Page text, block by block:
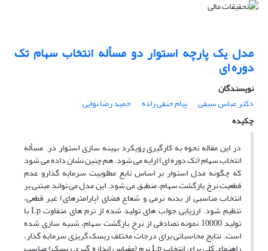
مدل یک پارچه استوار دو مسأله انتخاب سهام تک
دوره ای
نویسندگان
دکتر عباس سیفى
پیام حنفى زاده
حمید رضا نوابى
چکیده
در این مقاله نحوه به کارگیری رویکرد بهینه سازی استوار در. مسأله
انتخاب سهام (تک دوره ای) ارایه می شود. هم چنین نشان داده می شود
که چگونه مدل استوار بر اساس تابع مطلوبیت سرمایه گذارو عدم
قطعیت نرخ بازگشت سهام، منطبق می شود. این مدل می تواند مبتنی بر
انتخاب مناسبی از بدنه نرمی و شعاع فضای (پارامترهای) غیر قطعی،
تنظیم شود. ارزیابی جواب های تولید شده از نرم های متفاوت Lp با
تولید 10000 نمونه تصادفی از نرخ بازگشت سهام، شبیه سازی شده
است. نتایج محاسباتی برای درجات مختلف ریسک گریزی سرمایه گذار،